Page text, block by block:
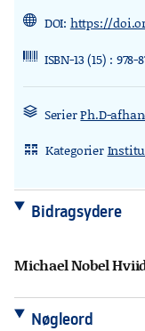
DOI: https://
ISBN-13 (15) : 978-
SerierPh.D-
rdl_stand_desk Kategorier
Bidragsydere
Michael Nobel
Nøgleord